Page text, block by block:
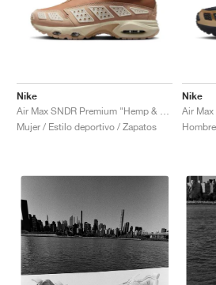
Nike
Mujer / Estilo deportivo / Zapatos
Nike